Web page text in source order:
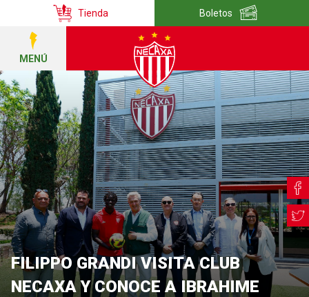
Tienda Boletos
MENÚ
FILIPPO GRANDI VISITA CLUB
NECAXA Y CONOCE A IBRAHIME